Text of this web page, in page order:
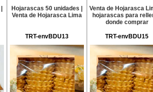
Hojarascas 50 unidades |
Venta de Hojarasca Lima
TRT-envBDU13
Venta de Hojarasca
hojarascas para
donde comprar
TRT-envBDU15